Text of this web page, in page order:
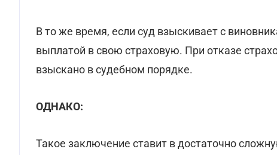
В то же время, если суд взыскивает с
выплатой в свою страховую. При отказе
взыскано в судебном порядке.
ОДНАКО:
Такое заключение ставит в достаточно